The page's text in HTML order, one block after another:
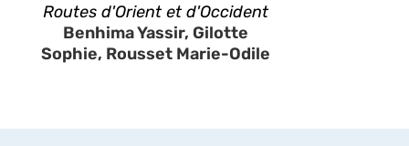
Routes d'Orient et d'Occident
Benhima Yassir, Gilotte
Sophie, Rousset Marie-Odile